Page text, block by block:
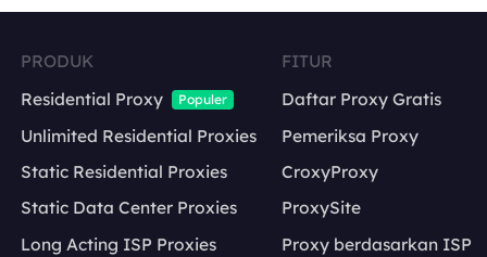
PRODUK
Residential Proxy
Populer
Unlimited Residential Proxies
Static Residential Proxies
Static Data Center Proxies
Long Acting ISP Proxies
FITUR
Daftar Proxy Gratis
Pemeriksa Proxy
CroxyProxy
ProxySite
Proxy berdasarkan ISP